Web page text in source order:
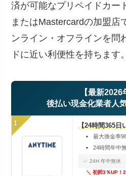
済が可能なプリペイドカー
またはMastercardの加盟店
ンライン・オフラインを問
ドに近い利便性を持ちます。
【最新2026
後払い現金化業者人
1 【24時間365日
最大換金率
24時間年中
24H 年中無休
初回3％UP！